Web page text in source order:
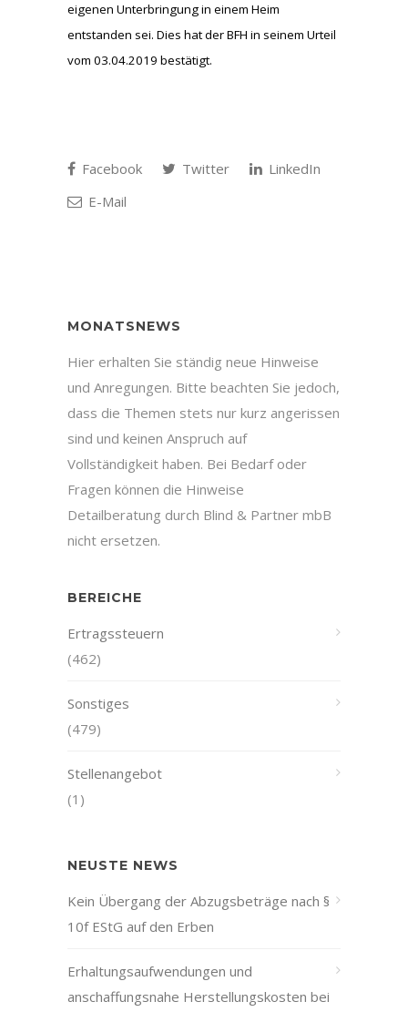
eigenen Unterbringung in einem Heim
entstanden sei. Dies hat der BFH in seinem Urteil
vom 03.04.2019 bestätigt.
Facebook Twitter
LinkedIn
E-Mail
MONATSNEWS
Hier erhalten Sie ständig neue Hinweise
und Anregungen. Bitte beachten Sie jedoch,
dass die Themen stets nur kurz angerissen
sind und keinen Anspruch auf
Vollständigkeit haben. Bei Bedarf oder
Fragen können die Hinweise
Detailberatung durch Blind & Partner mbB
nicht ersetzen.
BEREICHE
Ertragssteuern
(462)
Sonstiges
(479)
Stellenangebot
(1)
NEUSTE NEWS
Kein Übergang der Abzugsbeträge nach §
10f EStG auf den Erben
Erhaltungsaufwendungen und
anschaffungsnahe Herstellungskosten bei